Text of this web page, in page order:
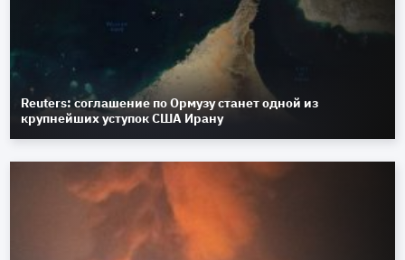
Reuters: соглашение по Ормузу станет одной из
крупнейших уступок США Ирану